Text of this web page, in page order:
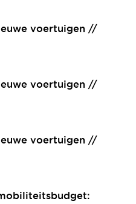
voertuigen //
voertuigen //
voertuigen //